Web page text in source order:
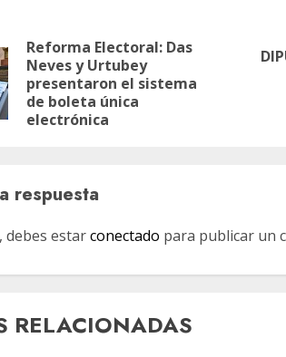
Reforma Electoral: Das
Neves y Urtubey
presentaron el sistema
de boleta única
electrónica
Siguiente
respuesta
debes estarconectado para publicar un
RELACIONADAS